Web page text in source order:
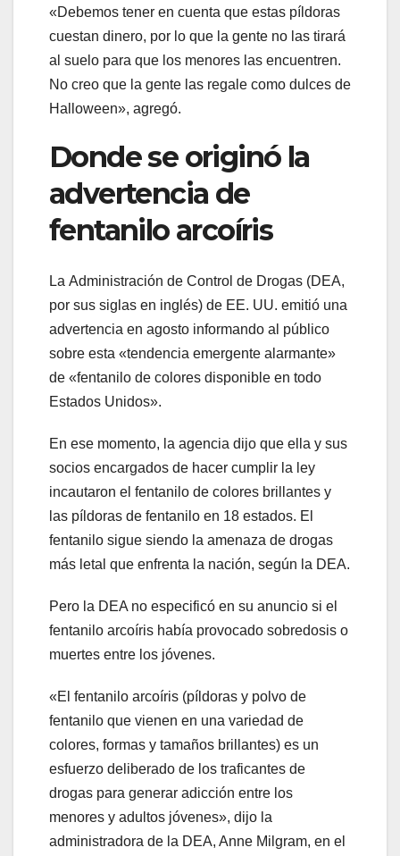
«Debemos tener en cuenta que estas píldoras
cuestan dinero, por lo que la gente no las tirará
al suelo para que los menores las encuentren.
No creo que la gente las regale como dulces de
Halloween», agregó.
Donde se originó la
advertencia de
fentanilo arcoíris
La Administración de Control de Drogas (DEA,
por sus siglas en inglés) de EE. UU. emitió una
advertencia en agosto informando al público
sobre esta «tendencia emergente alarmante»
de «fentanilo de colores disponible en todo
Estados Unidos».
En ese momento, la agencia dijo que ella y sus
socios encargados de hacer cumplir la ley
incautaron el fentanilo de colores brillantes y
las píldoras de fentanilo en 18 estados. El
fentanilo sigue siendo la amenaza de drogas
más letal que enfrenta la nación, según la DEA.
Pero la DEA no especificó en su anuncio si el
fentanilo arcoíris había provocado sobredosis o
muertes entre los jóvenes.
«El fentanilo arcoíris (píldoras y polvo de
fentanilo que vienen en una variedad de
colores, formas y tamaños brillantes) es un
esfuerzo deliberado de los traficantes de
drogas para generar adicción entre los
menores y adultos jóvenes», dijo la
administradora de la DEA, Anne Milgram, en el